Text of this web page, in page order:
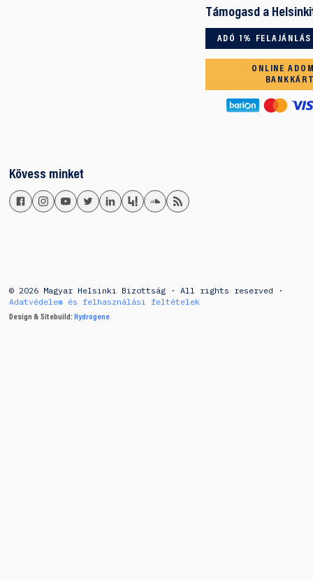
Támogasd a
ADÓ 1% FELAJÁNLÁS
ONLINE
Kövess minket
© 2026 Magyar Helsinki Bizottság · All rights reserved ·
Adatvédelem és felhasználási feltételek
Design & Sitebuild: Hydrogene